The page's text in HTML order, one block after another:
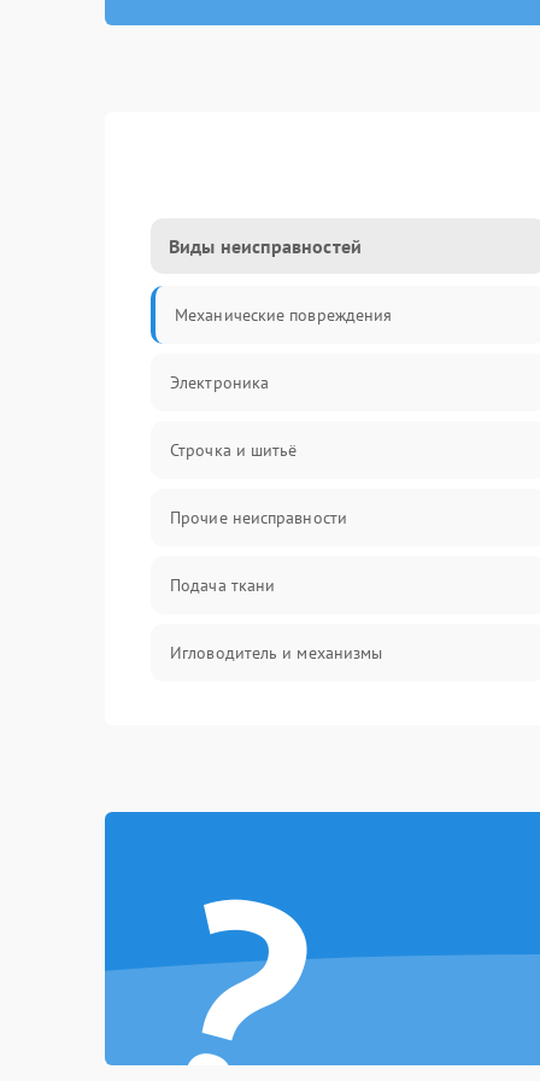
Виды неисправностей
Механические повреждения
Электроника
Строчка и шитьё
Прочие неисправности
Подача ткани
Игловодитель и механизмы
?